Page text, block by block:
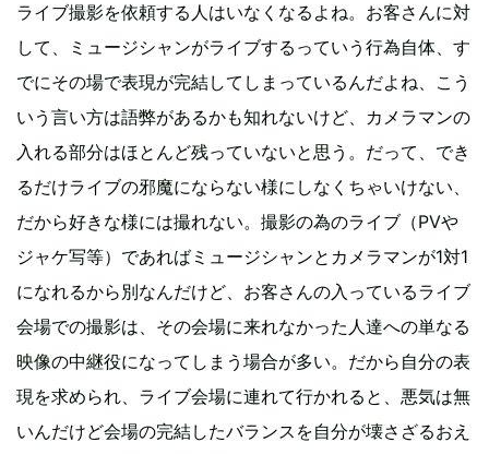
ライブ撮影を依頼する人はいなくなるよね。お客さんに対
して、ミュージシャンがライブするっていう行為自体、す
でにその場で表現が完結してしまっているんだよね、こう
いう言い方は語弊があるかも知れないけど、カメラマンの
入れる部分はほとんど残っていないと思う。だって、でき
るだけライブの邪魔にならない様にしなくちゃいけない、
だから好きな様には撮れない。撮影の為のライブ（PVや
ジャケ写等）であればミュージシャンとカメラマンが1対1
になれるから別なんだけど、お客さんの入っているライブ
会場での撮影は、その会場に来れなかった人達への単なる
映像の中継役になってしまう場合が多い。だから自分の表
現を求められ、ライブ会場に連れて行かれると、悪気は無
いんだけど会場の完結したバランスを自分が壊さざるおえ